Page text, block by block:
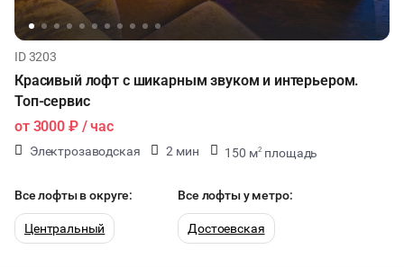
ID 3203
Красивый лофт с шикарным звуком и интерьером.
Топ-сервис
от 3000 ₽/ час
Электрозаводская 2 мин 150 м2 площадь
Все лофты в округе:
Центральный
Все лофты у метро:
Достоевская